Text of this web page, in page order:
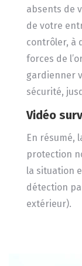
absents de
de votre
contrôler, à
forces de
gardienner
sécurité,
Vidéo
En résumé,
protection
la situation
détection
extérieur).